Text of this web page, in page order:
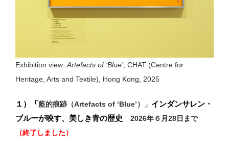
Exhibition view:Artefacts of ‘Blue’, CHAT (Centre for
Heritage, Arts and Textile), Hong Kong, 2025
１）「藍的痕跡（Artefacts of ‘Blue’）」 インダンサレン・
ブルーが映す、美しき青の歴史2026年６月28日まで
（終了しました）